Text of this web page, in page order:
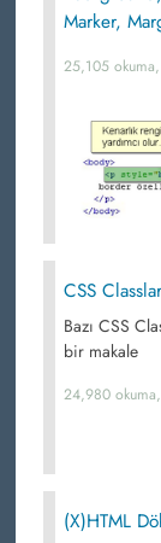
Marker,
25,105 okuma,
CSS
Bazı CSS
bir makale
24,980 okuma,
(X)HTML